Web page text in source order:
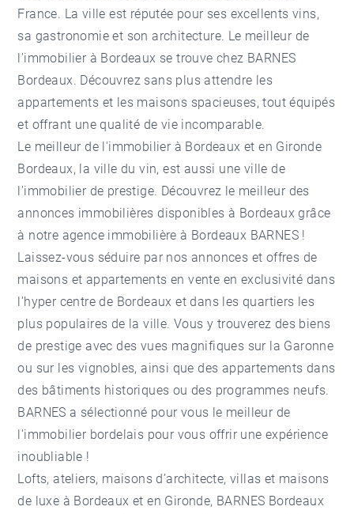
France. La ville est réputée pour ses excellents vins,
sa gastronomie et son architecture. Le meilleur de
l'immobilier à Bordeaux se trouve chez BARNES
Bordeaux. Découvrez sans plus attendre les
appartements et les maisons spacieuses, tout équipés
et offrant une qualité de vie incomparable.
Le meilleur de l'immobilier à Bordeaux et en Gironde
Bordeaux, la ville du vin, est aussi une ville de
l'immobilier de prestige. Découvrez le meilleur des
annonces immobilières disponibles à Bordeaux grâce
à notre agence immobilière à Bordeaux BARNES !
Laissez-vous séduire par nos annonces et offres de
maisons et appartements en vente en exclusivité dans
l'hyper centre de Bordeaux et dans les quartiers les
plus populaires de la ville. Vous y trouverez des biens
de prestige avec des vues magnifiques sur la Garonne
ou sur les vignobles, ainsi que des appartements dans
des bâtiments historiques ou des programmes neufs.
BARNES a sélectionné pour vous le meilleur de
l'immobilier bordelais pour vous offrir une expérience
inoubliable !
Lofts, ateliers, maisons d’architecte, villas et maisons
de luxe à Bordeaux et en Gironde, BARNES Bordeaux